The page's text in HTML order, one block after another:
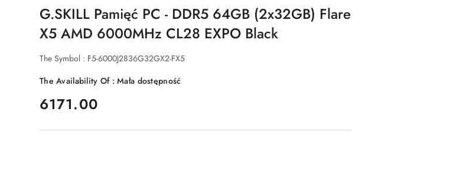
G.SKILL Pamięć PC - DDR5 64GB (2x32GB) Flare
X5 AMD 6000MHz CL28 EXPO Black
The Symbol : F5-6000J2836G32GX2-FX5
The Availability Of :Mała dostępność
price:
6171.00